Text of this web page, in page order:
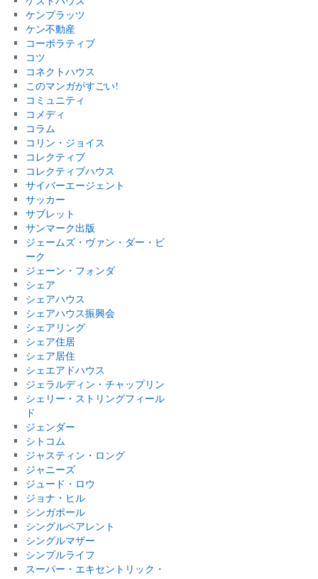
ケンプラッツ
ケン不動産
コーポラティブ
コツ
コネクトハウス
このマンガがすごい!
コミュニティ
コメディ
コラム
コリン・ジョイス
コレクティブ
コレクティブハウス
サイバーエージェント
サッカー
サブレット
サンマーク出版
ジェームズ・ヴァン・ダー・ビ
ーク
ジェーン・フォンダ
シェア
シェアハウス
シェアハウス振興会
シェアリング
シェア住居
シェア居住
シェエアドハウス
ジェラルディン・チャップリン
シェリー・ストリングフィール
ド
ジェンダー
シトコム
ジャスティン・ロング
ジャニーズ
ジュード・ロウ
ジョナ・ヒル
シンガポール
シングルペアレント
シングルマザー
シンプルライフ
スーパー・エキセントリック・